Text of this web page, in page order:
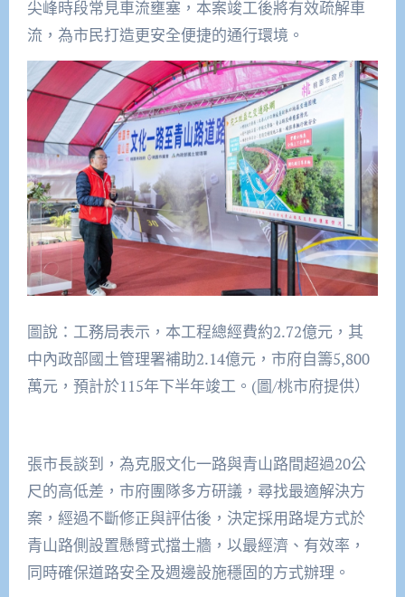
尖峰時段常見車流壅塞，本案竣工後將有效疏解車
流，為市民打造更安全便捷的通行環境。
圖說：工務局表示，本工程總經費約2.72億元，其
中內政部國土管理署補助2.14億元，市府自籌5,800
萬元，預計於115年下半年竣工。(圖/桃市府提供）
張市長談到，為克服文化一路與青山路間超過20公
尺的高低差，市府團隊多方研議，尋找最適解決方
案，經過不斷修正與評估後，決定採用路堤方式於
青山路側設置懸臂式擋土牆，以最經濟、有效率，
同時確保道路安全及週邊設施穩固的方式辦理。